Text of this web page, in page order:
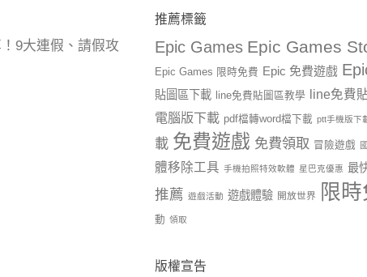
9大連假、請假攻
推薦標籤
Epic Games Epic Games
Epic Games 限時免費 Epic 免費遊戲
貼圖區下載
line免費貼圖區教學 line免費
電腦版下載 pdf檔轉word檔下載 ptt手機版下
載 免費遊戲 免費領取 冒險遊戲
體移除工具 手機拍照特效軟體 星巴克優惠 最
推薦 遊戲活動 遊戲體驗 開放世界 限
動 領取
版權宣告